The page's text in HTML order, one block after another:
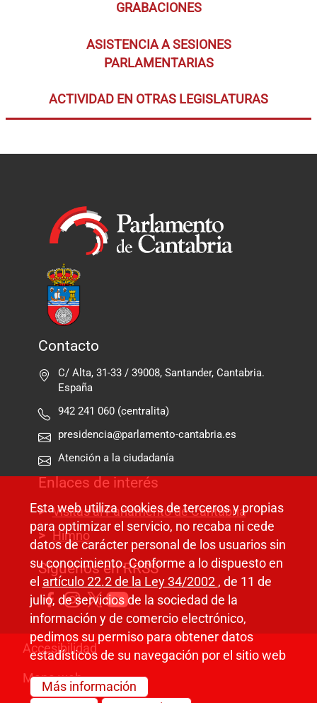
GRABACIONES
ASISTENCIA A SESIONES
PARLAMENTARIAS
ACTIVIDAD EN OTRAS LEGISLATURAS
Contacto
C/ Alta, 31-33 / 39008, Santander, Cantabria.
España
942 241 060 (centralita)
presidencia@parlamento-cantabria.es
Atención a la ciudadanía
Enlaces de interés
Visitas al Parlamento de Cantabria
Himno
Síguenos en RRSS
Pie de página
Accesibilidad
Mapa web
Esta web utiliza cookies de terceros y propias
para optimizar el servicio, no recaba ni cede
datos de carácter personal de los usuarios sin
su conocimiento. Conforme a lo dispuesto en
el artículo 22.2 de la Ley 34/2002 , de 11 de
julio, de servicios de la sociedad de la
información y de comercio electrónico,
pedimos su permiso para obtener datos
estadísticos de su navegación por el sitio web
Más información